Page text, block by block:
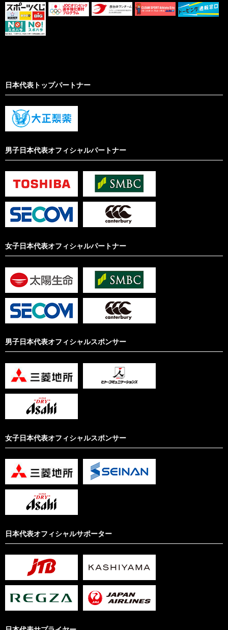
日本代表トップパートナー
男子日本代表オフィシャルパートナー
女子日本代表オフィシャルパートナー
男子日本代表オフィシャルスポンサー
女子日本代表オフィシャルスポンサー
日本代表オフィシャルサポーター